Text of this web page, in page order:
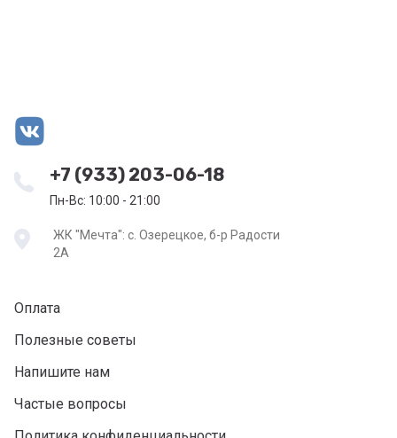
+7 (933) 203-06-18
Пн-Вс: 10:00 - 21:00
ЖК "Мечта": с. Озерецкое, б-р Радости
2А
Оплата
Полезные советы
Напишите нам
Частые вопросы